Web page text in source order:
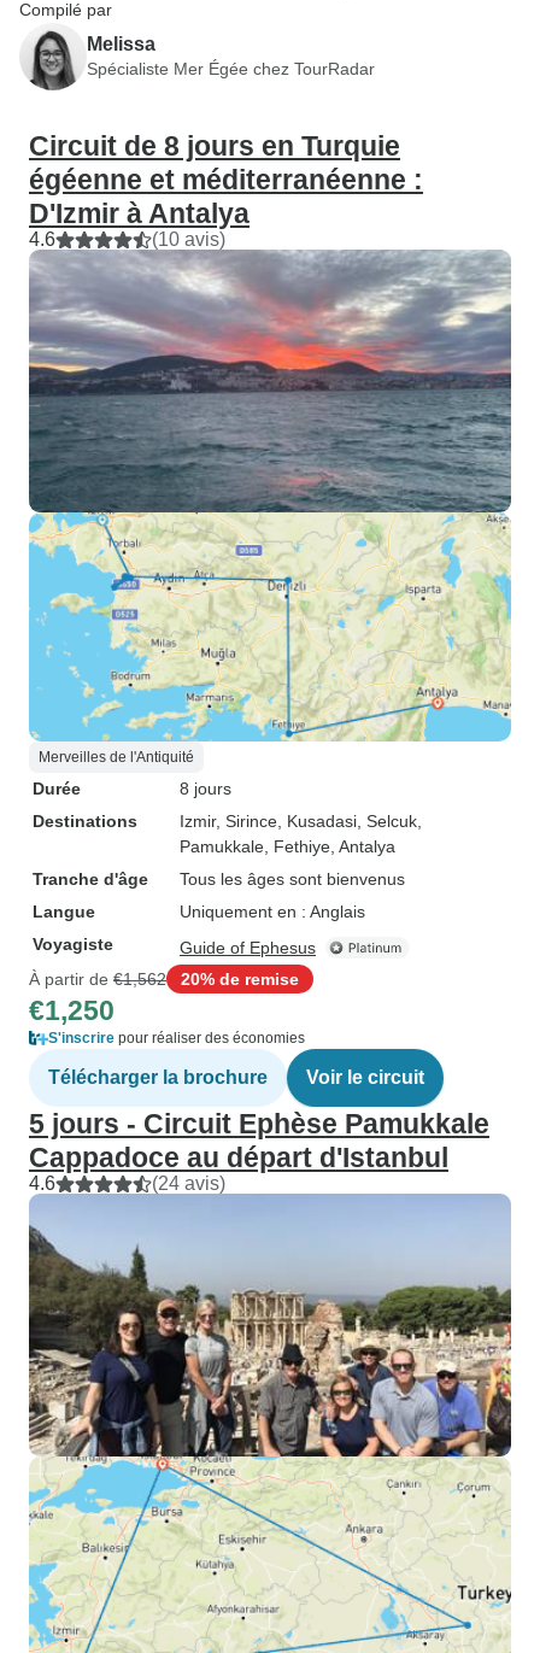
Compilé par
Melissa
Spécialiste Mer Égée chez TourRadar
Circuit de 8 jours en Turquie
égéenne et méditerranéenne :
D'Izmir à Antalya
4.6 (10 avis)
Merveilles de l'Antiquité
Durée
8 jours
Destinations
Izmir, Sirince , Kusadasi , Selcuk
Pamukkale , Fethiye , Antalya
Tranche d'âge
Tous les âges sont bienvenus
Langue
Uniquement en : Anglais
Voyagiste
Guide of Ephesus
À partir de €1,562 20% de remise
€1,250
S'inscrire pour réaliser des économies
Télécharger la brochure Voir le circuit
5 jours - Circuit Ephèse Pamukkale
Cappadoce au départ d'Istanbul
4.6 (24 avis)